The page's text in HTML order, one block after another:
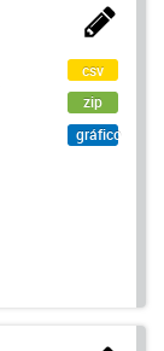
csv
zip
gráfico